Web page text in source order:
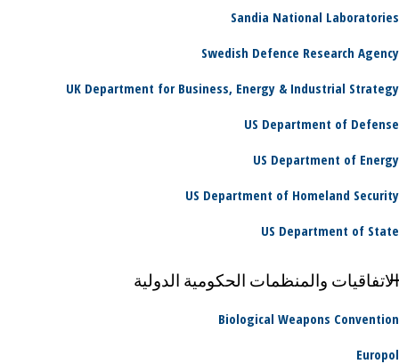
Sandia National Laboratories
Swedish Defence Research Agency
UK Department for Business, Energy & Industrial Strategy
US Department of Defense
US Department of Energy
US Department of Homeland Security
US Department of State
الاتفاقيات والمنظمات الحكومية الدولية
Biological Weapons Convention
Europol